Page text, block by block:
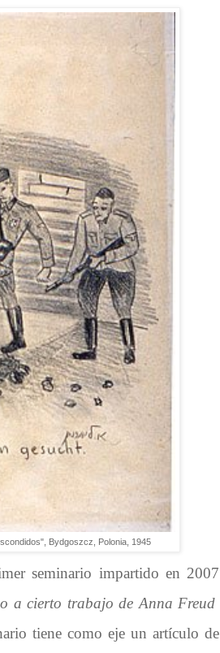
Bydgoszcz, Polonia, 1945
seminario impartido en 2007
a cierto trabajo de Anna Freud
tiene como eje un artículo de